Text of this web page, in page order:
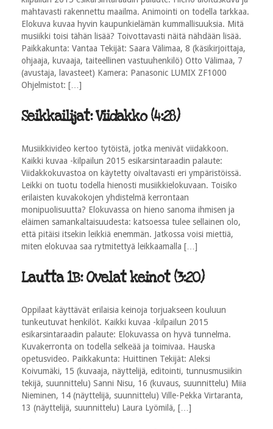
mahtavasti rakennettu maailma. Animointi on todella tarkkaa.
Elokuva kuvaa hyvin kaupunkielämän kummallisuuksia. Mitä
musiikki toisi tähän lisää? Toivottavasti näitä nähdään lisää.
Paikkakunta: Vantaa Tekijät: Saara Välimaa, 8 (käsikirjoittaja,
ohjaaja, kuvaaja, taiteellinen vastuuhenkilö) Otto Välimaa, 7
(avustaja, lavasteet) Kamera: Panasonic LUMIX ZF1000
Ohjelmistot: […]
Seikkailijat: Viidakko (4:28)
Musiikkivideo kertoo tytöistä, jotka menivät viidakkoon.
Kaikki kuvaa -kilpailun 2015 esikarsintaraadin palaute:
Viidakkokuvastoa on käytetty oivaltavasti eri ympäristöissä.
Leikki on tuotu todella hienosti musiikkielokuvaan. Toisiko
erilaisten kuvakokojen yhdistelmä kerrontaan
monipuolisuutta? Elokuvassa on hieno sanoma ihmisen ja
eläimen samankaltaisuudesta: katsoessa tulee sellainen olo,
että pitäisi itsekin leikkiä enemmän. Jatkossa voisi miettiä,
miten elokuvaa saa rytmitettyä leikkaamalla […]
Lautta 1B: Ovelat keinot (3:20)
Oppilaat käyttävät erilaisia keinoja torjuakseen kouluun
tunkeutuvat henkilöt. Kaikki kuvaa -kilpailun 2015
esikarsintaraadin palaute: Elokuvassa on hyvä tunnelma.
Kuvakerronta on todella selkeää ja toimivaa. Hauska
opetusvideo. Paikkakunta: Huittinen Tekijät: Aleksi
Koivumäki, 15 (kuvaaja, näyttelijä, editointi, tunnusmusiikin
tekijä, suunnittelu) Sanni Nisu, 16 (kuvaus, suunnittelu) Miia
Nieminen, 14 (näyttelijä, suunnittelu) Ville-Pekka Virtaranta,
13 (näyttelijä, suunnittelu) Laura Lyömilä, […]